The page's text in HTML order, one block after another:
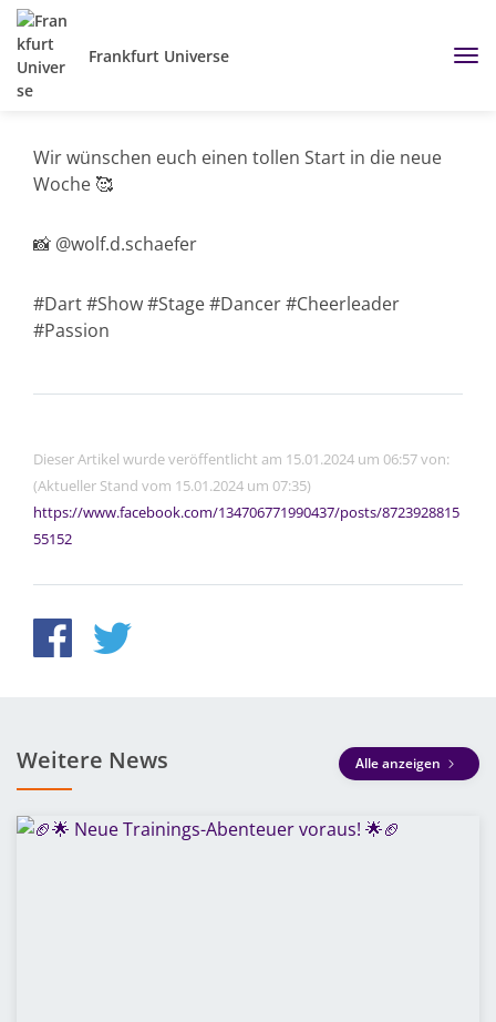
Frankfurt Universe
Wir wünschen euch einen tollen Start in die neue
Woche 🥰
📸 @wolf.d.schaefer
#Dart #Show #Stage #Dancer #Cheerleader
#Passion
Dieser Artikel wurde veröffentlicht am 15.01.2024 um 06:57 von:
(Aktueller Stand vom 15.01.2024 um 07:35)
https://www.facebook.com/134706771990437/posts/8723928815
55152
Weitere News Alle anzeigen